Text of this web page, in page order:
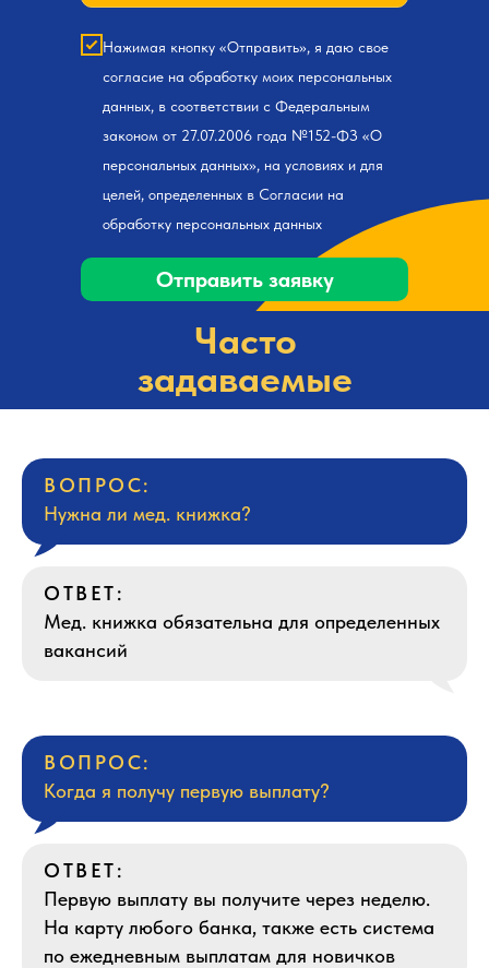
Нажимая кнопку «Отправить», я даю свое
согласие на обработку моих персональных
данных, в соответствии с Федеральным
законом от 27.07.2006 года №152-ФЗ «О
персональных данных», на условиях и для
целей, определенных в Согласии на
обработку персональных данных
Отправить заявку
Часто
задаваемые
вопросы
ВОПРОС:
Нужна ли мед. книжка?
ОТВЕТ:
Мед. книжка обязательна для определенных
вакансий
ВОПРОС:
Когда я получу первую выплату?
ОТВЕТ:
Первую выплату вы получите через неделю.
На карту любого банка, также есть система
по ежедневным выплатам для новичков